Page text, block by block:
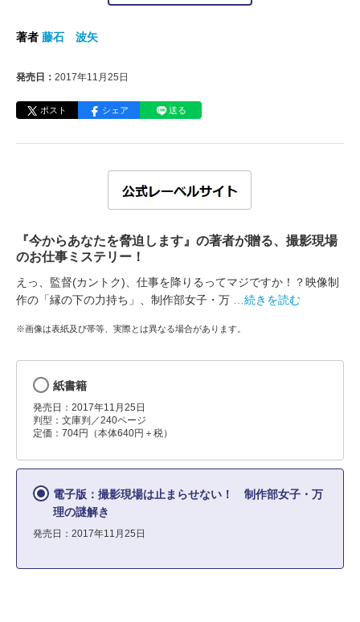
著者 藤石 波矢
発売日： 2017年11月25日
ポスト シェア 送る
『今からあなたを脅迫します』の著者が贈る、撮影現場
のお仕事ミステリー！
えっ、監督(カントク)、仕事を降りるってマジですか！？映像制
作の「縁の下の力持ち」、制作部女子・万
…続きを読む
※画像は表紙及び帯等、実際とは異なる場合があります。
紙書籍
発売日：2017年11月25日
判型：文庫判／240ページ
定価：704円（本体640円＋税）
電子版：撮影現場は止まらせない！ 制作部女子・万
理の謎解き
発売日：2017年11月25日